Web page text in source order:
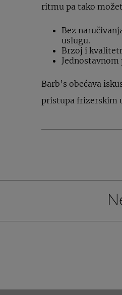
ritmu pa tako
Bez
uslugu.
Brzoj i
Barb’s obećava
pristupa frizerskim